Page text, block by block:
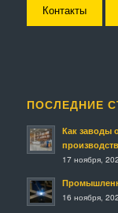
Контакты
ПОСЛЕДНИЕ
Как заводы
17 ноября,
16 ноября,